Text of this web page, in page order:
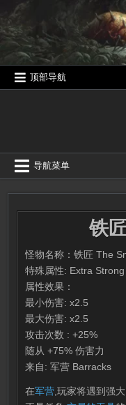
至
顶部导航
导航菜单
铁
怪物名称：铁匠 The
特殊属性: Extra Strong
属性效果：
最小伤害: x2.5
最大伤害: x2.5
攻击次数 : +25%
随从 +75% 伤害力
来自: 军营 Barracks
在军营,玩家将遇到强